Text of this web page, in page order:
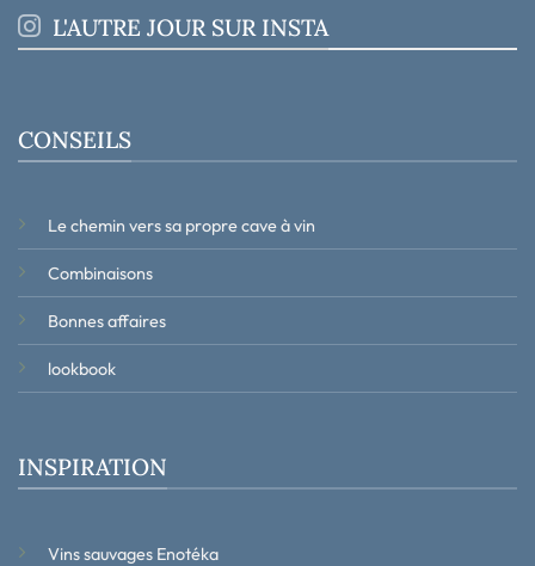
L'AUTRE JOUR SUR INSTA
CONSEILS
Le chemin vers sa propre cave à vin
Combinaisons
Bonnes affaires
lookbook
INSPIRATION
Vins sauvages Enotéka